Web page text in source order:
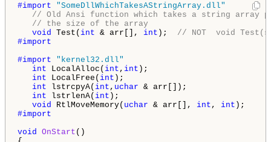
#import "SomeDllWhichTakesAStringArray.dll"
// Old Ansi function which takes a string array
// the size of the array
void
Test( int & arr[], int ); // NOT  void
#import
#import "kernel32.dll"
int LocalAlloc( int , int );
int LocalFree( int );
int lstrcpyA( int , uchar & arr[]);
int lstrlenA( int );
void
RtlMoveMemory( uchar & arr[], int , int
#import
void
OnStart ()